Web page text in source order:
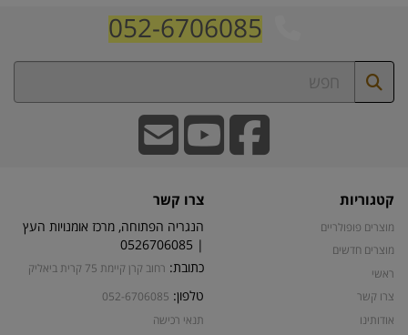
052-6706085
קטגוריות
מוצרים פופולריים
מוצרים חדשים
ראשי
צרו קשר
אודותינו
צרו קשר
הנגריה הפתוחה, מרכז אומנויות העץ
| 0526706085
כתובת: רחוב קרן קיימת 75 קרית ביאליק
טלפון: 052-6706085
תנאי רכישה